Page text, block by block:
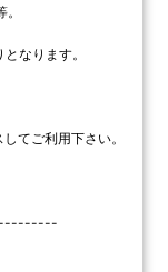
なります。
てご利用下さい。